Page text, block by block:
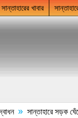
সান্তাহারের খাবার
» সান্তাহারে সড়ক ঘেঁষে